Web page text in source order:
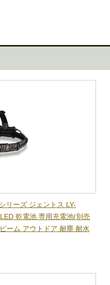
リーズ ジェントス LY-
乾電池 専用充電池(別売
ーム アウトドア 耐塵 耐水